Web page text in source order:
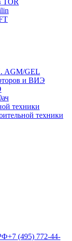
TOR
AGM/GEL
и ВИЭ
техники
техники
+7 (495) 772-44-